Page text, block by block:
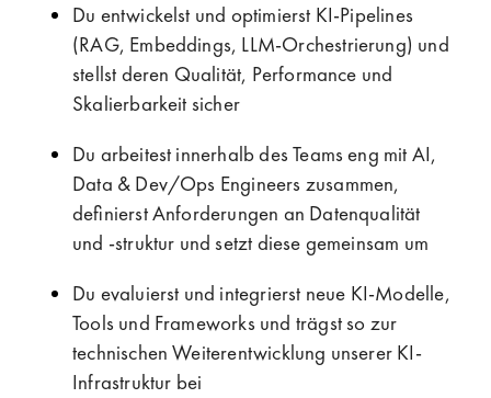
Du entwickelst und optimierst KI-Pipelines
(RAG, Embeddings, LLM-Orchestrierung) und
stellst deren Qualität, Performance und
Skalierbarkeit sicher
Du arbeitest innerhalb des Teams eng mit AI,
Data & Dev/Ops Engineers zusammen,
definierst Anforderungen an Datenqualität
und -struktur und setzt diese gemeinsam um
Du evaluierst und integrierst neue KI-Modelle,
Tools und Frameworks und trägst so zur
technischen Weiterentwicklung unserer KI-
Infrastruktur bei